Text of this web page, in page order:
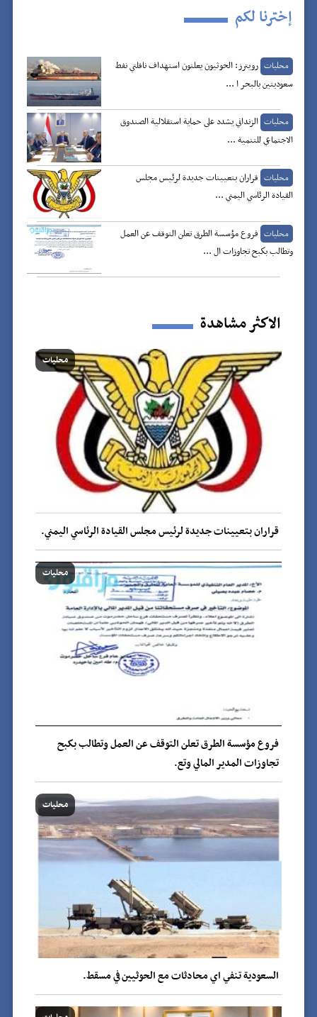
إخترنا لكم
محليات رويترز: الحوثيون يعلنون استهداف ناقلتي نفط
سعوديتين بالبحر ا ...
محليات الزنداني يشدد على حماية استقلالية الصندوق
الاجتماعي للتنمية ...
محليات قراران بتعيينات جديدة لرئيس مجلس
القيادة الرئاسي اليمني ...
محليات فروع مؤسسة الطرق تعلن التوقف عن العمل
وتطالب بكبح تجاوزات ال ...
الاكثر مشاهدة
محليات
قراران بتعيينات جديدة لرئيس مجلس القيادة الرئاسي اليمني.
محليات
فروع مؤسسة الطرق تعلن التوقف عن العمل وتطالب بكبح
تجاوزات المدير المالي وتع.
محليات
السعودية تنفي اي محادثات مع الحوثيين في مسقط.